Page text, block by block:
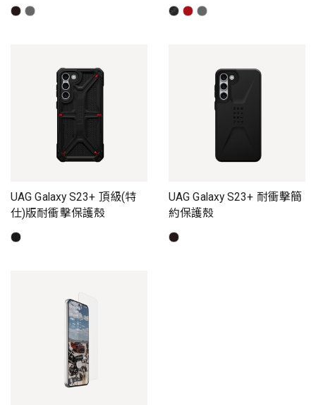
UAG Galaxy S23+ 頂級(特
仕)版耐衝擊保護殼
UAG Galaxy S23+ 耐衝擊簡
約保護殼